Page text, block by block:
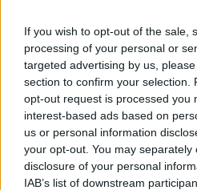
If you wish to opt-out of the sale,
processing of your personal or
targeted advertising by us,
section to confirm your selection.
opt-out request is processed you
interest-based ads based on
us or personal information
your opt-out. You may
disclosure of your personal
IAB’s list of downstream